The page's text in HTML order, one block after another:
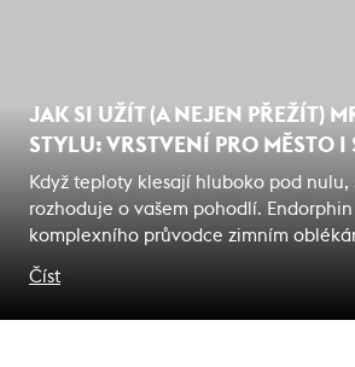
JAK SI UŽÍT (A NEJEN PŘEŽÍT)
STYLU: VRSTVENÍ PRO MĚSTO I
Když teploty klesají hluboko pod nulu,
rozhoduje o vašem pohodlí.
komplexního průvodce zimním
čelíte zimě ve městě nebo na horách,
s výběrem ideálního vybavení, které
funkčnost.
Číst